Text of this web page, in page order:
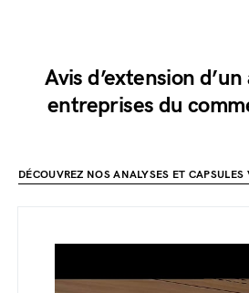
Avis d’extension
entreprises du
DÉCOUVREZ NOS ANALYSES ET CAPSULES